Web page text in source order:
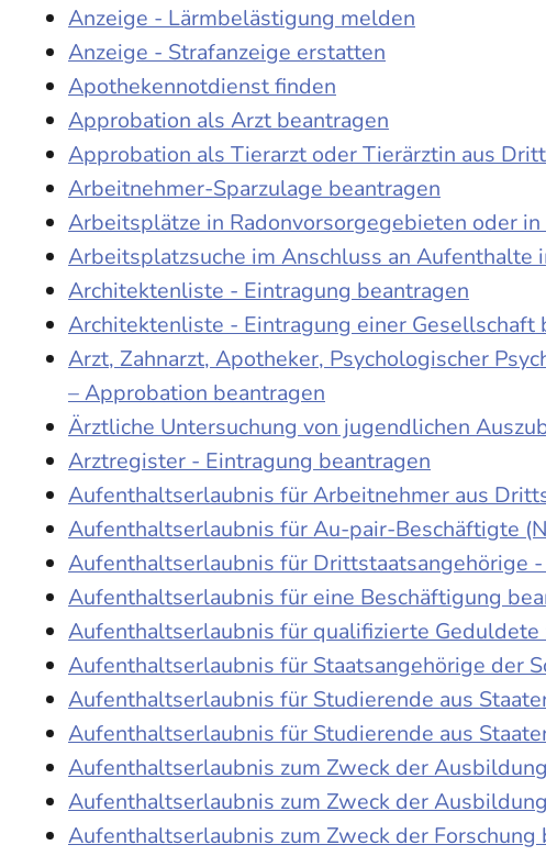
Anzeige - Lärmbelästigung melden
Anzeige - Strafanzeige erstatten
Apothekennotdienst finden
Approbation als Arzt beantragen
Approbation als Tierarzt oder Tierärztin aus
Arbeitnehmer-Sparzulage beantragen
Arbeitsplätze in Radonvorsorgegebieten oder
Arbeitsplatzsuche im Anschluss an Aufenthalte
Architektenliste - Eintragung beantragen
Architektenliste - Eintragung einer Gesellschaft
Arzt, Zahnarzt, Apotheker, Psychologischer
– Approbation beantragen
Ärztliche Untersuchung von jugendlichen
Arztregister - Eintragung beantragen
Aufenthaltserlaubnis für Arbeitnehmer aus
Aufenthaltserlaubnis für Au-pair-Beschäftigte
Aufenthaltserlaubnis für Drittstaatsangehörige
Aufenthaltserlaubnis für eine Beschäftigung
Aufenthaltserlaubnis für qualifizierte
Aufenthaltserlaubnis für Staatsangehörige der
Aufenthaltserlaubnis für Studierende aus
Aufenthaltserlaubnis für Studierende aus
Aufenthaltserlaubnis zum Zweck der
Aufenthaltserlaubnis zum Zweck der
Aufenthaltserlaubnis zum Zweck der Forschung